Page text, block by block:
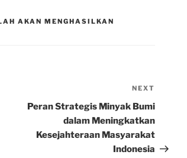
AKAN MENGHASILKAN
Post
NEXT
Peran Strategis Minyak Bumi
dalam Meningkatkan
Kesejahteraan Masyarakat
Indonesia